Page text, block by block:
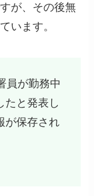
が、その後無
います。
員が勤務中
たと発表し
が保存され